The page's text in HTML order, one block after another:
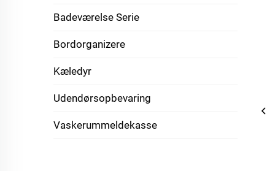
Badeværelse Serie
Bordorganizere
Kæledyr
Udendørsopbevaring
Vaskerummeldekasse